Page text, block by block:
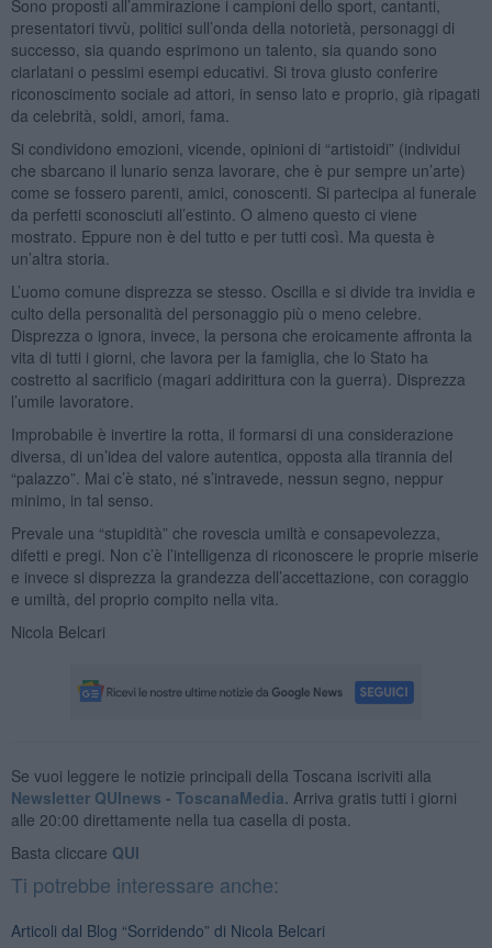
Sono proposti all’ammirazione i campioni dello sport, cantanti,
presentatori tivvù, politici sull’onda della notorietà, personaggi di
successo, sia quando esprimono un talento, sia quando sono
ciarlatani o pessimi esempi educativi. Si trova giusto conferire
riconoscimento sociale ad attori, in senso lato e proprio, già ripagati
da celebrità, soldi, amori, fama.
Si condividono emozioni, vicende, opinioni di “artistoidi” (individui
che sbarcano il lunario senza lavorare, che è pur sempre un’arte)
come se fossero parenti, amici, conoscenti. Si partecipa al funerale
da perfetti sconosciuti all’estinto. O almeno questo ci viene
mostrato. Eppure non è del tutto e per tutti così. Ma questa è
un’altra storia.
L’uomo comune disprezza se stesso. Oscilla e si divide tra invidia e
culto della personalità del personaggio più o meno celebre.
Disprezza o ignora, invece, la persona che eroicamente affronta la
vita di tutti i giorni, che lavora per la famiglia, che lo Stato ha
costretto al sacrificio (magari addirittura con la guerra). Disprezza
l’umile lavoratore.
Improbabile è invertire la rotta, il formarsi di una considerazione
diversa, di un’idea del valore autentica, opposta alla tirannia del
“palazzo”. Mai c’è stato, né s’intravede, nessun segno, neppur
minimo, in tal senso.
Prevale una “stupidità” che rovescia umiltà e consapevolezza,
difetti e pregi. Non c’è l’intelligenza di riconoscere le proprie miserie
e invece si disprezza la grandezza dell’accettazione, con coraggio
e umiltà, del proprio compito nella vita.
Nicola Belcari
Se vuoi leggere le notizie principali della Toscana iscriviti alla
Newsletter QUInews - ToscanaMedia. Arriva gratis tutti i giorni
alle 20:00 direttamente nella tua casella di posta.
Basta cliccare QUI
Ti potrebbe interessare anche:
Articoli dal Blog “Sorridendo” di Nicola Belcari